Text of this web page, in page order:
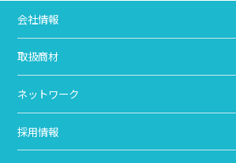
会社情報
取扱商材
ネットワーク
採用情報